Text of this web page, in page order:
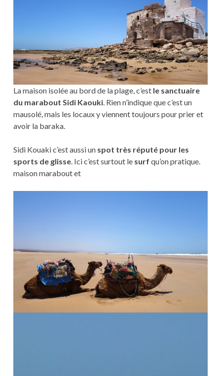
La maison isolée au bord de la plage, c’est le sanctuaire
du marabout Sidi Kaouki. Rien n’indique que c’est un
mausolé, mais les locaux y viennent toujours pour prier et
avoir la baraka.
Sidi Kouaki c’est aussi un spot très réputé pour les
sports de glisse. Ici c’est surtout le surf qu’on pratique.
maison marabout et